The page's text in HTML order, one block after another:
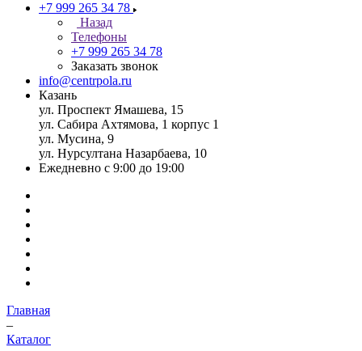
+7 999 265 34 78
Назад
Телефоны
+7 999 265 34 78
Заказать звонок
info@centrpola.ru
Казань
ул. Проспект Ямашева, 15
ул. Сабира Ахтямова, 1 корпус 1
ул. Мусина, 9
ул. Нурсултана Назарбаева, 10
Ежедневно с 9:00 до 19:00
Главная
–
Каталог